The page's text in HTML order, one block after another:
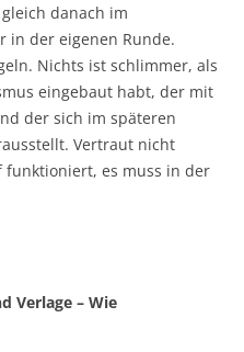
danach im
in der eigenen Runde.
Nichts ist schlimmer, als
eingebaut habt, der mit
der sich im späteren
Vertraut nicht
funktioniert, es muss in der
Verlage – Wie